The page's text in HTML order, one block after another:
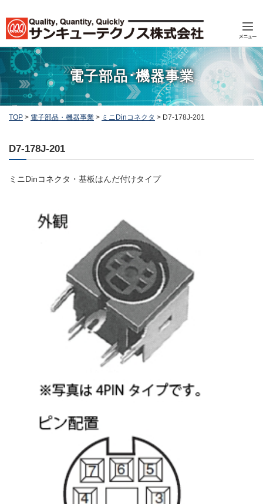
電子部品･機器事業
TOP > 電子部品・機器事業 > ミニDinコネクタ > D7-178J-201
D7-178J-201
ミニDinコネクタ・基板はんだ付けタイプ